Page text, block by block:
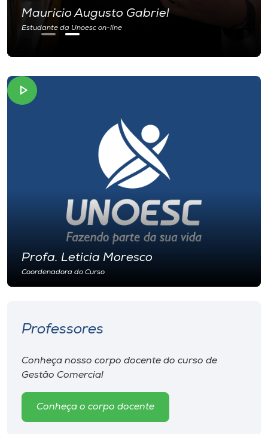
Luana de Oliveira
Estudante da Unoesc on-line
Profa. Leticia Moresco
Coordenadora do Curso
Professores
Conheça nosso corpo docente do curso de
Gestão Comercial
Conheça o corpo docente